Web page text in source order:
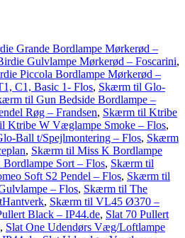
Grande Bordlampe Mørkerød –
Gulvlampe Mørkerød – Foscarini,
Piccola Bordlampe Mørkerød –
C1, Basic 1- Flos, Skærm til Glo-
til Gun Bedside Bordlampe –
Røg – Frandsen, Skærm til Ktribe
Ktribe W Væglampe Smoke – Flos,
Ball t/Spejlmontering – Flos, Skærm
, Skærm til Miss K Bordlampe
Sort – Flos, Skærm til
Soft S2 Pendel – Flos, Skærm til
– Flos, Skærm til The
, Skærm til VL45 Ø370 –
Black – IP44.de, Slat 70 Pullert
, Slat One Udendørs Væg/Loftlampe